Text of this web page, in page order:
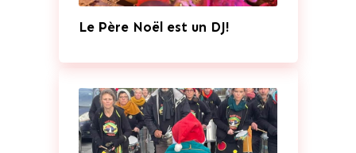
Le Père Noël est un DJ!